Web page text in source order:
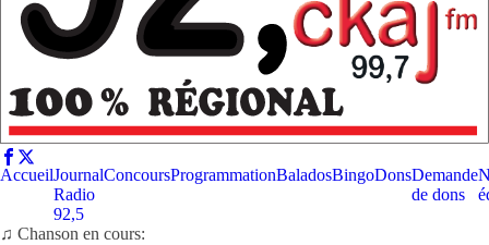
AccueilJournal
Radio
92,5
ConcoursProgrammationBaladosBingoDonsDemande
de dons
♫ Chanson en cours: